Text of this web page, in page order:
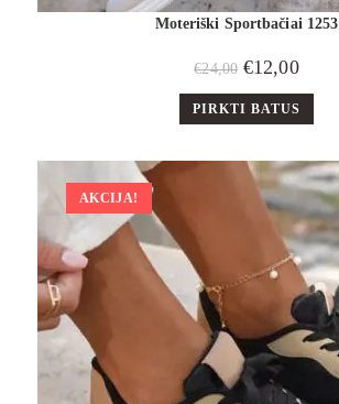
Moteriški Sportbačiai 1253
€24,00 €12,00
PIRKTI BATUS
AKCIJA!